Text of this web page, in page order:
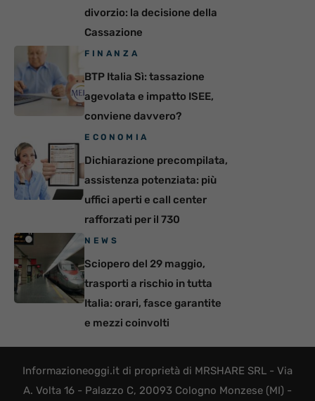
divorzio: la decisione della
Cassazione
FINANZA
BTP Italia Sì: tassazione
agevolata e impatto ISEE,
conviene davvero?
ECONOMIA
Dichiarazione precompilata,
assistenza potenziata: più
uffici aperti e call center
rafforzati per il 730
NEWS
Sciopero del 29 maggio,
trasporti a rischio in tutta
Italia: orari, fasce garantite
e mezzi coinvolti
Informazioneoggi.it di proprietà di MRSHARE SRL - Via
A. Volta 16 - Palazzo C, 20093 Cologno Monzese (MI) -